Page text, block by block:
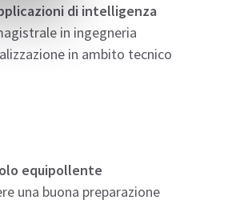
di intelligenza
in ingegneria
in ambito tecnico
equipollente
una buona preparazione